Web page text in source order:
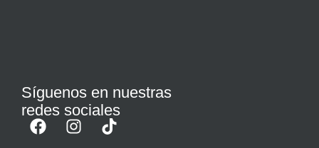
Síguenos en nuestras
redes sociales